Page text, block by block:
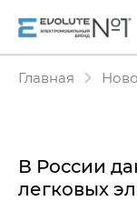
Главная
В России
легковых